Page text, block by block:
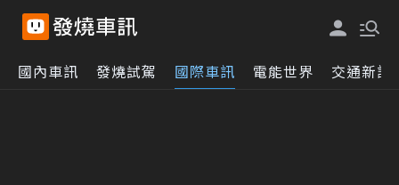
國內車訊 發燒試駕 國際車訊 電能世界 交通新訊